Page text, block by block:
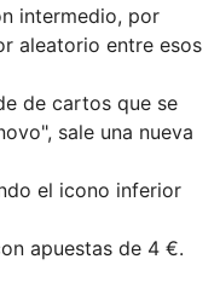
intermedio, por
aleatorio entre esos
de cartos que se
sale una nueva
el icono inferior
apuestas de 4 €.